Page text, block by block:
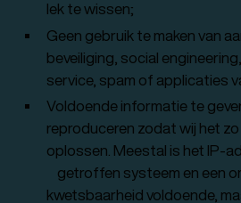
lek te wissen;
Geen gebruik te maken van
beveiliging, social
service, spam of applicaties
Voldoende informatie te
reproduceren zodat wij het zo
oplossen. Meestal is het IP-
getroffen systeem en een
kwetsbaarheid voldoende,